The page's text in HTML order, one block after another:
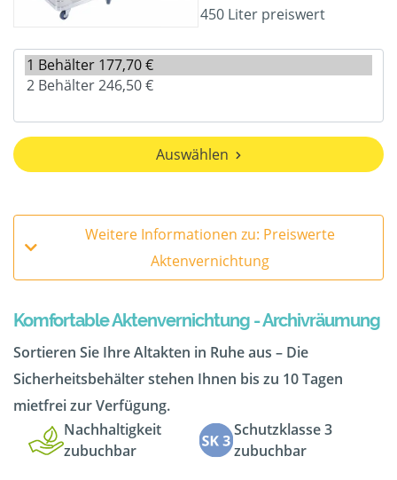
450 Liter preiswert
Auswählen
Weitere Informationen zu: Preiswerte
Aktenvernichtung
Komfortable Aktenvernichtung - Archivräumung
Sortieren Sie Ihre Altakten in Ruhe aus – Die
Sicherheitsbehälter stehen Ihnen bis zu 10 Tagen
mietfrei zur Verfügung.
Nachhaltigkeit
zubuchbar
Schutzklasse 3
zubuchbar